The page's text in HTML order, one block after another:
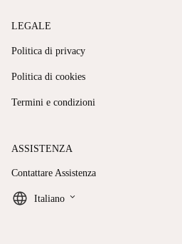
LEGALE
Politica di privacy
Politica di cookies
Termini e condizioni
ASSISTENZA
Contattare Assistenza
Italiano keyboard_arrow_down